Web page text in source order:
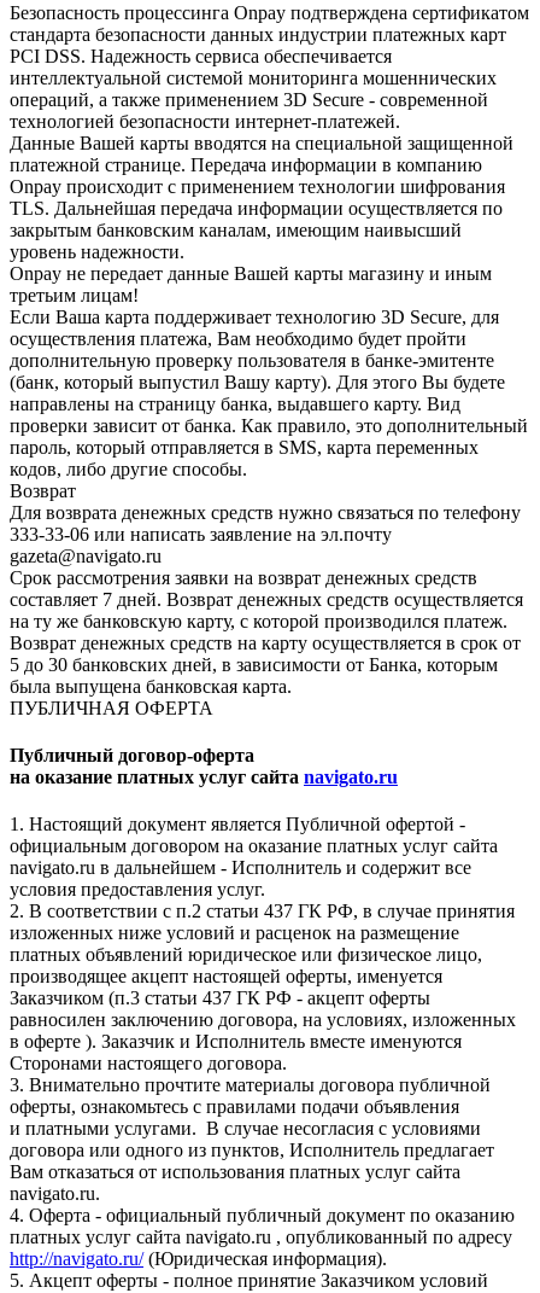
Безопасность процессинга Onpay подтверждена сертификатом
стандарта безопасности данных индустрии платежных карт
PCI DSS. Надежность сервиса обеспечивается
интеллектуальной системой мониторинга мошеннических
операций, а также применением 3D Secure - современной
технологией безопасности интернет-платежей.
Данные Вашей карты вводятся на специальной защищенной
платежной странице. Передача информации в компанию
Onpay происходит с применением технологии шифрования
TLS. Дальнейшая передача информации осуществляется по
закрытым банковским каналам, имеющим наивысший
уровень надежности.
Onpay не передает данные Вашей карты магазину и иным
третьим лицам!
Если Ваша карта поддерживает технологию 3D Secure, для
осуществления платежа, Вам необходимо будет пройти
дополнительную проверку пользователя в банке-эмитенте
(банк, который выпустил Вашу карту). Для этого Вы будете
направлены на страницу банка, выдавшего карту. Вид
проверки зависит от банка. Как правило, это дополнительный
пароль, который отправляется в SMS, карта переменных
кодов, либо другие способы.
Возврат
Для возврата денежных средств нужно связаться по телефону
333-33-06 или написать заявление на эл.почту
gazeta@navigato.ru
Срок рассмотрения заявки на возврат денежных средств
составляет 7 дней. Возврат денежных средств осуществляется
на ту же банковскую карту, с которой производился платеж.
Возврат денежных средств на карту осуществляется в срок от
5 до 30 банковских дней, в зависимости от Банка, которым
была выпущена банковская карта.
ПУБЛИЧНАЯ ОФЕРТА
Публичный договор-оферта
на оказание платных услуг сайта navigato.ru
1. Настоящий документ является Публичной офертой -
официальным договором на оказание платных услуг сайта
navigato.ru в дальнейшем - Исполнитель и содержит все
условия предоставления услуг.
2. В соответствии с п.2 статьи 437 ГК РФ, в случае принятия
изложенных ниже условий и расценок на размещение
платных объявлений юридическое или физическое лицо,
производящее акцепт настоящей оферты, именуется
Заказчиком (п.3 статьи 437 ГК РФ - акцепт оферты
равносилен заключению договора, на условиях, изложенных
в оферте ). Заказчик и Исполнитель вместе именуются
Сторонами настоящего договора.
3. Внимательно прочтите материалы договора публичной
оферты, ознакомьтесь с правилами подачи объявления
и платными услугами. В случае несогласия с условиями
договора или одного из пунктов, Исполнитель предлагает
Вам отказаться от использования платных услуг сайта
navigato.ru.
4. Оферта - официальный публичный документ по оказанию
платных услуг сайта navigato.ru , опубликованный по адресу
http://navigato.ru/(Юридическая информация).
5. Акцепт оферты - полное принятие Заказчиком условий